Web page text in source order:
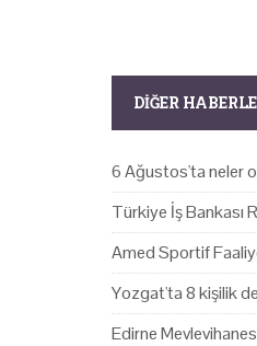
DIĞER
6 Ağustos'ta neler
Türkiye İş Bankası
Amed Sportif
Yozgat'ta 8 kişilik
Edirne